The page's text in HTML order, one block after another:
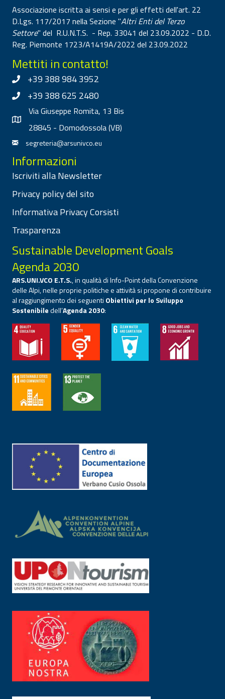
Associazione iscritta ai sensi e per gli effetti dell'art. 22
D.Lgs. 117/2017 nella Sezione "Altri Enti del Terzo
Settore" del R.U.N.T.S. - Rep. 33041 del 23.09.2022 - D.D.
Reg. Piemonte 1723/A1419A/2022 del 23.09.2022
Mettiti in contatto!
+39 388 984 3952
+39 388 625 2480
Via Giuseppe Romita, 13 Bis
28845 - Domodossola (VB)
segreteria@arsunivco.eu
Informazioni
Iscriviti alla Newsletter
Privacy policy del sito
Informativa Privacy Corsisti
Trasparenza
Sustainable Development Goals
Agenda 2030
ARS.UNI.VCO E.T.S., in qualità di Info-Point della Convenzione
delle Alpi, nelle proprie politiche e attività si propone di contribuire
al raggiungimento dei seguenti Obiettivi per lo Sviluppo
Sostenibiledell’Agenda 2030: